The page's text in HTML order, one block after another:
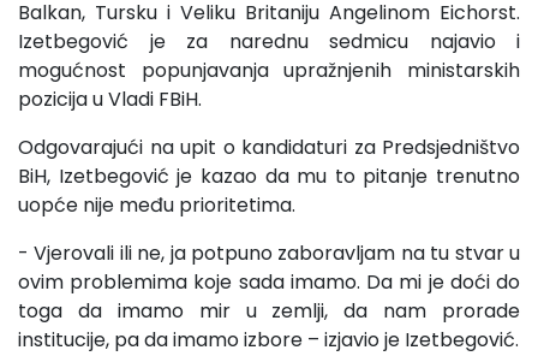
Balkan, Tursku i Veliku Britaniju Angelinom Eichorst.
Izetbegović je za narednu sedmicu najavio i
mogućnost popunjavanja upražnjenih ministarskih
pozicija u Vladi FBiH.
Odgovarajući na upit o kandidaturi za Predsjedništvo
BiH, Izetbegović je kazao da mu to pitanje trenutno
uopće nije među prioritetima.
- Vjerovali ili ne, ja potpuno zaboravljam na tu stvar u
ovim problemima koje sada imamo. Da mi je doći do
toga da imamo mir u zemlji, da nam prorade
institucije, pa da imamo izbore – izjavio je Izetbegović.